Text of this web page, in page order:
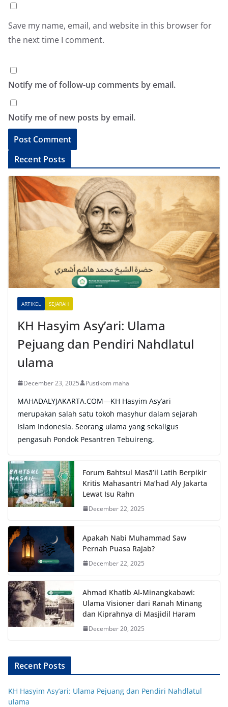
Save my name, email, and website in this browser for
the next time I comment.
Notify me of follow-up comments by email.
Notify me of new posts by email.
l
t
v
Recent Posts
ARTIKEL SEJARAH
KH Hasyim Asy’ari: Ulama
Pejuang dan Pendiri Nahdlatul
ulama
December 23, 2025 Pustikom maha
MAHADALYJAKARTA.COM—KH Hasyim Asy’ari
merupakan salah satu tokoh masyhur dalam sejarah
Islam Indonesia. Seorang ulama yang sekaligus
pengasuh Pondok Pesantren Tebuireng,
Forum Bahtsul Masā’il Latih Berpikir
Kritis Mahasantri Ma’had Aly Jakarta
Lewat Isu Rahn
December 22, 2025
Apakah Nabi Muhammad Saw
Pernah Puasa Rajab?
December 22, 2025
Ahmad Khatib Al-Minangkabawi:
Ulama Visioner dari Ranah Minang
dan Kiprahnya di Masjidil Haram
December 20, 2025
Recent Posts
KH Hasyim Asy’ari: Ulama Pejuang dan Pendiri Nahdlatul
ulama